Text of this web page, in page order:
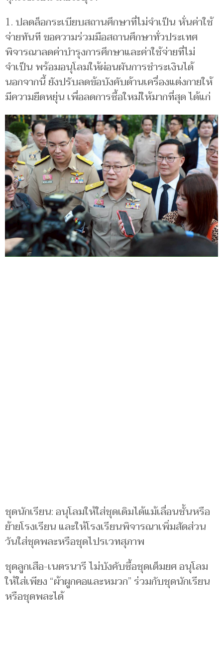
1. ปลดล็อกระเบียบสถานศึกษาที่ไม่จำเป็น หั่นค่าใช้
จ่ายทันที ขอความร่วมมือสถานศึกษาทั่วประเทศ
พิจารณาลดค่าบำรุงการศึกษาและค่าใช้จ่ายที่ไม่
จำเป็น พร้อมอนุโลมให้ผ่อนผันการชำระเงินได้
นอกจากนี้ ยังปรับลดข้อบังคับด้านเครื่องแต่งกายให้
มีความยืดหยุ่น เพื่อลดการซื้อใหม่ให้มากที่สุด ได้แก่
ชุดนักเรียน: อนุโลมให้ใส่ชุดเดิมได้แม้เลื่อนชั้นหรือ
ย้ายโรงเรียน และให้โรงเรียนพิจารณาเพิ่มสัดส่วน
วันใส่ชุดพละหรือชุดไปรเวทสุภาพ
ชุดลูกเสือ-เนตรนารี ไม่บังคับซื้อชุดเต็มยศ อนุโลม
ให้ใส่เพียง “ผ้าผูกคอและหมวก” ร่วมกับชุดนักเรียน
หรือชุดพละได้